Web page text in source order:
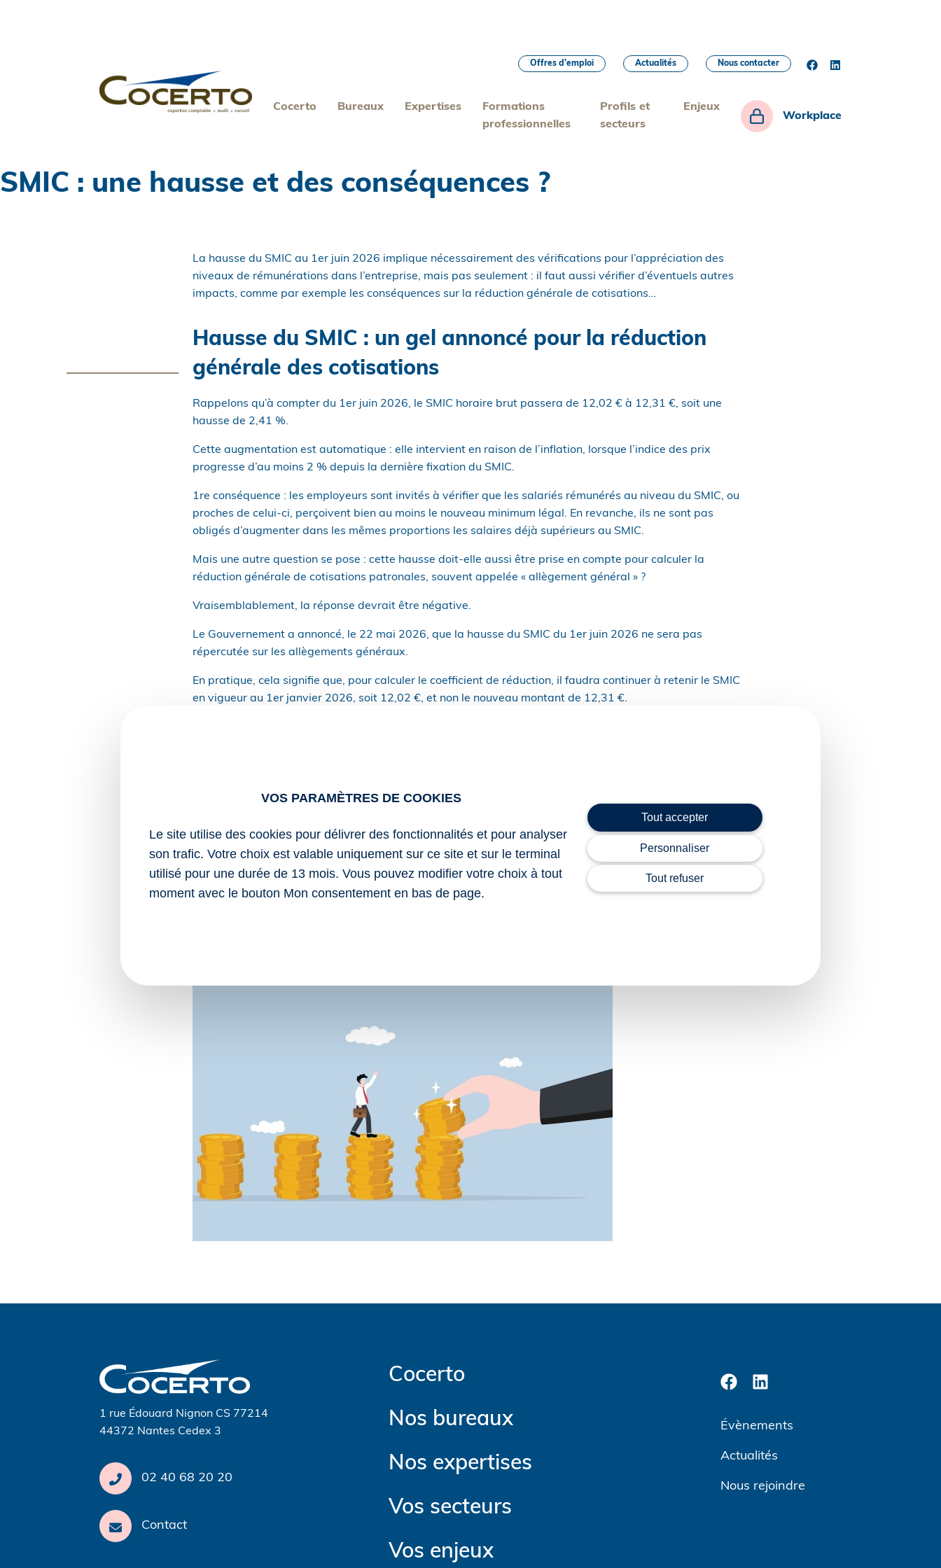
Cocerto Bureaux Expertises
Formations
professionnelles
Profils et
secteurs
Enjeux
Workplace
Offres d’emploi Actualités Nous contacter
SMIC : une hausse et des conséquences ?
La hausse du SMIC au 1er juin 2026 implique nécessairement des vérifications pour l’appréciation des
niveaux de rémunérations dans l’entreprise, mais pas seulement : il faut aussi vérifier d’éventuels autres
impacts, comme par exemple les conséquences sur la réduction générale de cotisations…
Hausse du SMIC : un gel annoncé pour la réduction
générale des cotisations
Rappelons qu’à compter du 1er juin 2026, le SMIC horaire brut passera de 12,02 € à 12,31 €, soit une
hausse de 2,41 %.
Cette augmentation est automatique : elle intervient en raison de l’inflation, lorsque l’indice des prix
progresse d’au moins 2 % depuis la dernière fixation du SMIC.
1re conséquence : les employeurs sont invités à vérifier que les salariés rémunérés au niveau du SMIC, ou
proches de celui-ci, perçoivent bien au moins le nouveau minimum légal. En revanche, ils ne sont pas
obligés d’augmenter dans les mêmes proportions les salaires déjà supérieurs au SMIC.
Mais une autre question se pose : cette hausse doit-elle aussi être prise en compte pour calculer la
réduction générale de cotisations patronales, souvent appelée « allègement général » ?
Vraisemblablement, la réponse devrait être négative.
Le Gouvernement a annoncé, le 22 mai 2026, que la hausse du SMIC du 1er juin 2026 ne sera pas
répercutée sur les allègements généraux.
En pratique, cela signifie que, pour calculer le coefficient de réduction, il faudra continuer à retenir le SMIC
en vigueur au 1er janvier 2026, soit 12,02 €, et non le nouveau montant de 12,31 €.
formelle via la publication d’un arrêté ministériel qui confirmera ce gel du paramètre du SMIC dans la
En conséquence, employeurs comme gestionnaires de paie sont invités à la plus grande vigilance pour
sécuriser la paie applicable à compter du 1er juin 2026.
1 rue Édouard Nignon CS 77214
44372 Nantes Cedex 3
02 40 68 20 20
Contact
Cocerto
Nos bureaux
Nos expertises
Vos secteurs
Vos enjeux
Évènements
Actualités
Nous rejoindre
VOS PARAMÈTRES DE COOKIES
Le site utilise des cookies pour délivrer des fonctionnalités et pour analyser
son trafic. Votre choix est valable uniquement sur ce site et sur le terminal
utilisé pour une durée de 13 mois. Vous pouvez modifier votre choix à tout
moment avec le bouton Mon consentement en bas de page.
Tout accepter
Personnaliser
Tout refuser